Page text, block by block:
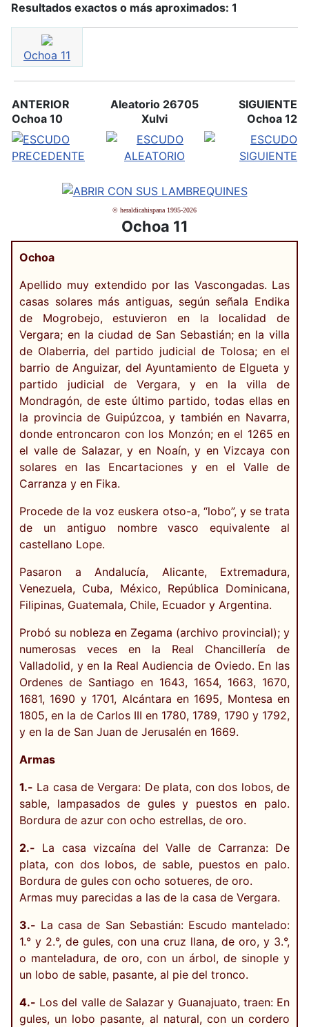
Resultados exactos o más aproximados: 1
Ochoa 11
ANTERIOR
Ochoa 10
Aleatorio 26705
Xulvi
SIGUIENTE
Ochoa 12
© heraldicahispana 1995-2026
Ochoa 11
Ochoa
Apellido muy extendido por las Vascongadas. Las
casas solares más antiguas, según señala Endika
de Mogrobejo, estuvieron en la localidad de
Vergara; en la ciudad de San Sebastián; en la villa
de Olaberria, del partido judicial de Tolosa; en el
barrio de Anguizar, del Ayuntamiento de Elgueta y
partido judicial de Vergara, y en la villa de
Mondragón, de este último partido, todas ellas en
la provincia de Guipúzcoa, y también en Navarra,
donde entroncaron con los Monzón; en el 1265 en
el valle de Salazar, y en Noaín, y en Vizcaya con
solares en las Encartaciones y en el Valle de
Carranza y en Fika.
Procede de la voz euskera otso-a, “lobo”, y se trata
de un antiguo nombre vasco equivalente al
castellano Lope.
Pasaron a Andalucía, Alicante, Extremadura,
Venezuela, Cuba, México, República Dominicana,
Filipinas, Guatemala, Chile, Ecuador y Argentina.
Probó su nobleza en Zegama (archivo provincial); y
numerosas veces en la Real Chancillería de
Valladolid, y en la Real Audiencia de Oviedo. En las
Ordenes de Santiago en 1643, 1654, 1663, 1670,
1681, 1690 y 1701, Alcántara en 1695, Montesa en
1805, en la de Carlos III en 1780, 1789, 1790 y 1792,
y en la de San Juan de Jerusalén en 1669.
Armas
1.- La casa de Vergara: De plata, con dos lobos, de
sable, lampasados de gules y puestos en palo.
Bordura de azur con ocho estrellas, de oro.
2.- La casa vizcaína del Valle de Carranza: De
plata, con dos lobos, de sable, puestos en palo.
Bordura de gules con ocho sotueres, de oro.
Armas muy parecidas a las de la casa de Vergara.
3.- La casa de San Sebastián: Escudo mantelado:
1.° y 2.°, de gules, con una cruz llana, de oro, y 3.°,
o manteladura, de oro, con un árbol, de sinople y
un lobo de sable, pasante, al pie del tronco.
4.- Los del valle de Salazar y Guanajuato, traen: En
gules, un lobo pasante, al natural, con un cordero